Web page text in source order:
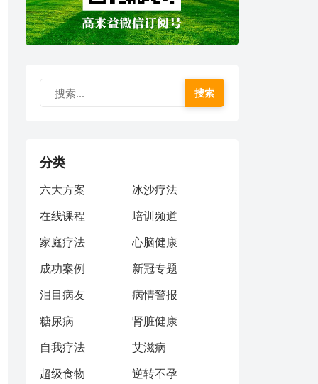
搜索
分类
六大方案
冰沙疗法
在线课程
培训频道
家庭疗法
心脑健康
成功案例
新冠专题
泪目病友
病情警报
糖尿病
肾脏健康
自我疗法
艾滋病
超级食物
逆转不孕